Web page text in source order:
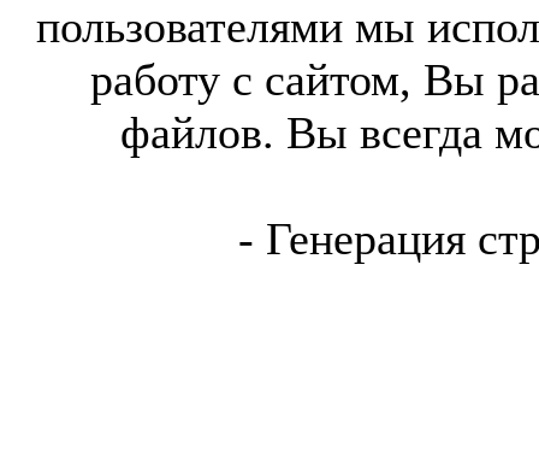
пользователями мы
работу с сайтом, Вы
файлов. Вы всегда
- Генерация